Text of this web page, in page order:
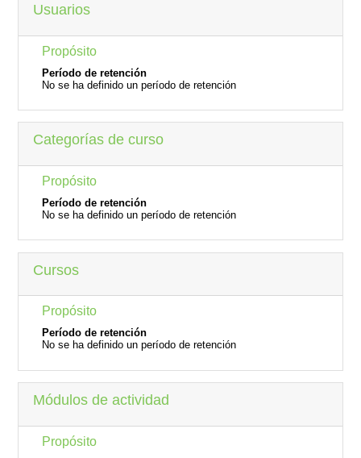
Usuarios
Propósito
Período de retención
No se ha definido un período de retención
Categorías de curso
Propósito
Período de retención
No se ha definido un período de retención
Cursos
Propósito
Período de retención
No se ha definido un período de retención
Módulos de actividad
Propósito